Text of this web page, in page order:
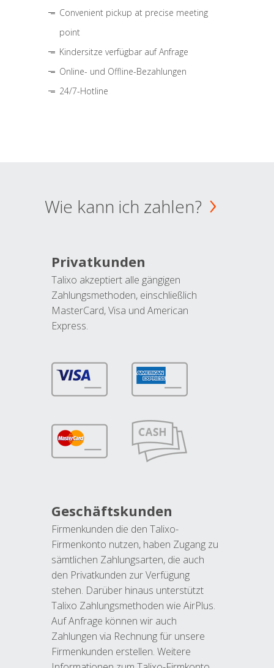
Convenient pickup at precise meeting
point
Kindersitze verfügbar auf Anfrage
Online- und Offline-Bezahlungen
24/7-Hotline
Wie kann ich zahlen?
Privatkunden
Talixo akzeptiert alle gängigen
Zahlungsmethoden, einschließlich
MasterCard, Visa und American
Express.
Geschäftskunden
Firmenkunden die den Talixo-
Firmenkonto nutzen, haben Zugang zu
sämtlichen Zahlungsarten, die auch
den Privatkunden zur Verfügung
stehen. Darüber hinaus unterstützt
Talixo Zahlungsmethoden wie AirPlus.
Auf Anfrage können wir auch
Zahlungen via Rechnung für unsere
Firmenkunden erstellen. Weitere